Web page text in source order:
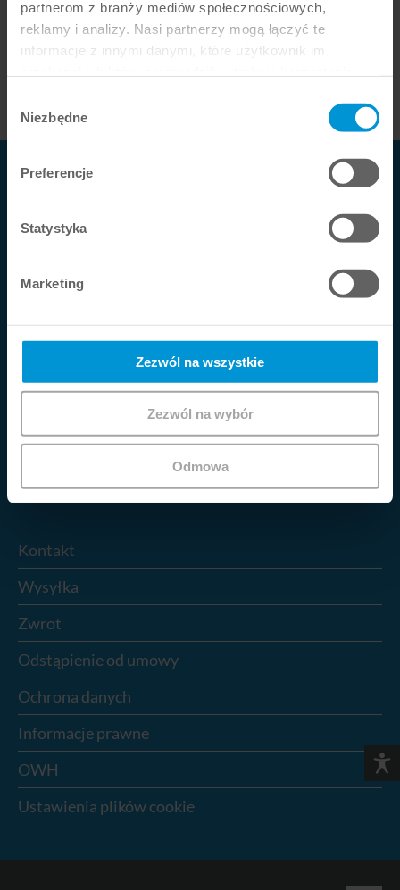
partnerom z branży mediów społecznościowych,
reklamy i analizy. Nasi partnerzy mogą łączyć te
informacje z innymi danymi, które użytkownik im
zgody
Niezbędne
Preferencje
Statystyka
Marketing
Zezwól na wszystkie
Zezwól na wybór
Odmowa
upraszczają i upiększają codzienne życie.
48629
Telefon:+49 2556 999910
Infolinia Serwisowa
Wsparcie telefoniczne i porady pod numerem:
+49 2556 999910
Pt. godz. 8-14
Kontakt
Wysyłka
Zwrot
Odstąpienie od umowy
Ochrona danych
Informacje prawne
OWH
Ustawienia plików cookie